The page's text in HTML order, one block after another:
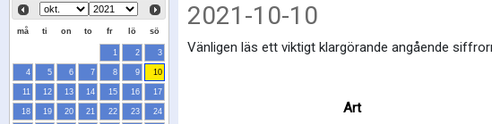
må ti on to fr lö sö
1 2
3
4
5 6 7 8 9
10
11
12 13 14 15 16
17
18
19 20 21 22 23
24
2021-10-10
Vänligen läs ett viktigt klargörande angående
Art